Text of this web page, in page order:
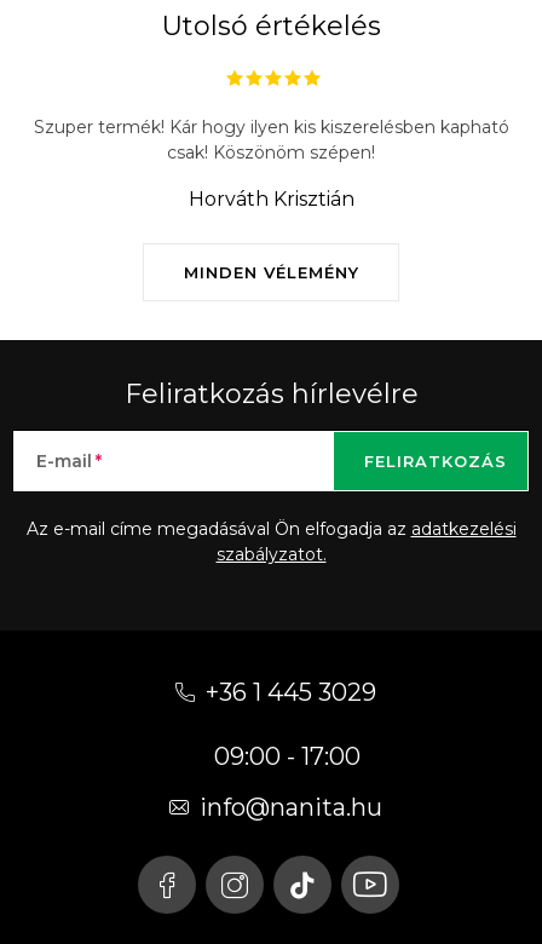
Utolsó értékelés
MINDEN VÉLEMÉNY
Szuper termék! Kár hogy ilyen kis kiszerelésben kapható
csak! Köszönöm szépen!
Horváth Krisztián
Feliratkozás hírlevélre
E-mail
Az e-mail címe megadásával Ön elfogadja az adatkezelési
szabályzatot.
FELIRATKOZÁS
+36 1 445 3029
09:00 - 17:00
info@nanita.hu